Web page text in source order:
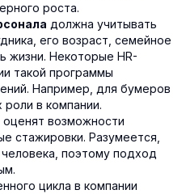
роста.
должна учитывать
его возраст, семейное
жизни. Некоторые HR-
такой программы
Например, для бумеров
роли в компании.
возможности
стажировки. Разумеется,
поэтому подход
цикла в компании